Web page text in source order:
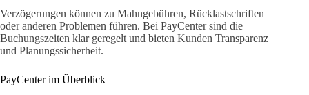
Verzögerungen können zu Mahngebühren, Rücklastschriften
oder anderen Problemen führen. Bei PayCenter sind die
Buchungszeiten klar geregelt und bieten Kunden Transparenz
und Planungssicherheit.
PayCenter im Überblick